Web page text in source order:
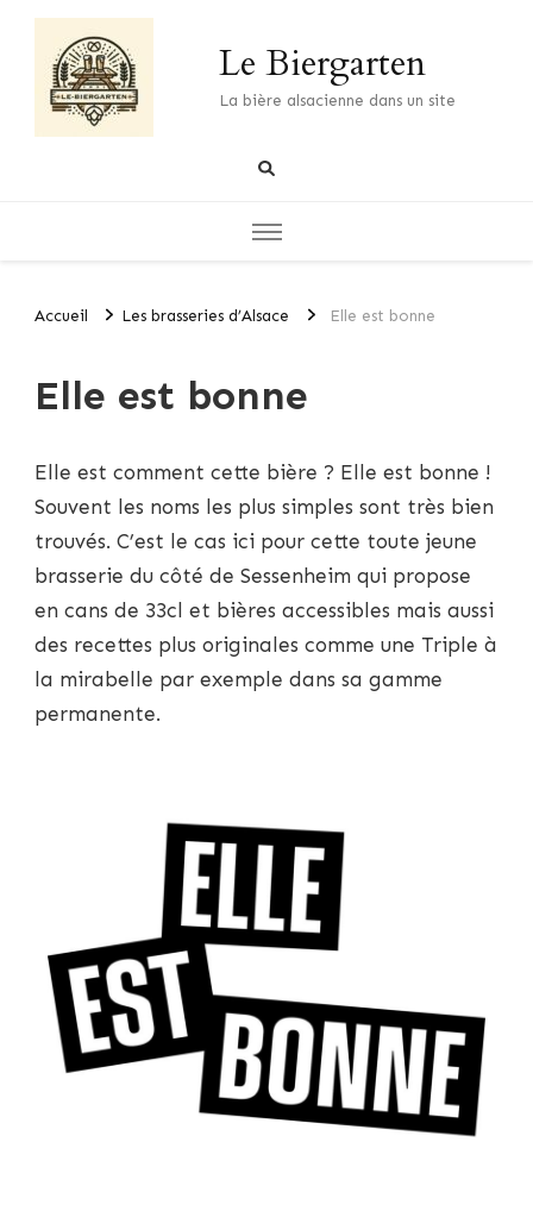
Le Biergarten
La bière alsacienne dans un site
Accueil Les brasseries d’Alsace Elle est bonne
Elle est bonne
Elle est comment cette bière ? Elle est bonne !
Souvent les noms les plus simples sont très bien
trouvés. C’est le cas ici pour cette toute jeune
brasserie du côté de Sessenheim qui propose
en cans de 33cl et bières accessibles mais aussi
des recettes plus originales comme une Triple à
la mirabelle par exemple dans sa gamme
permanente.